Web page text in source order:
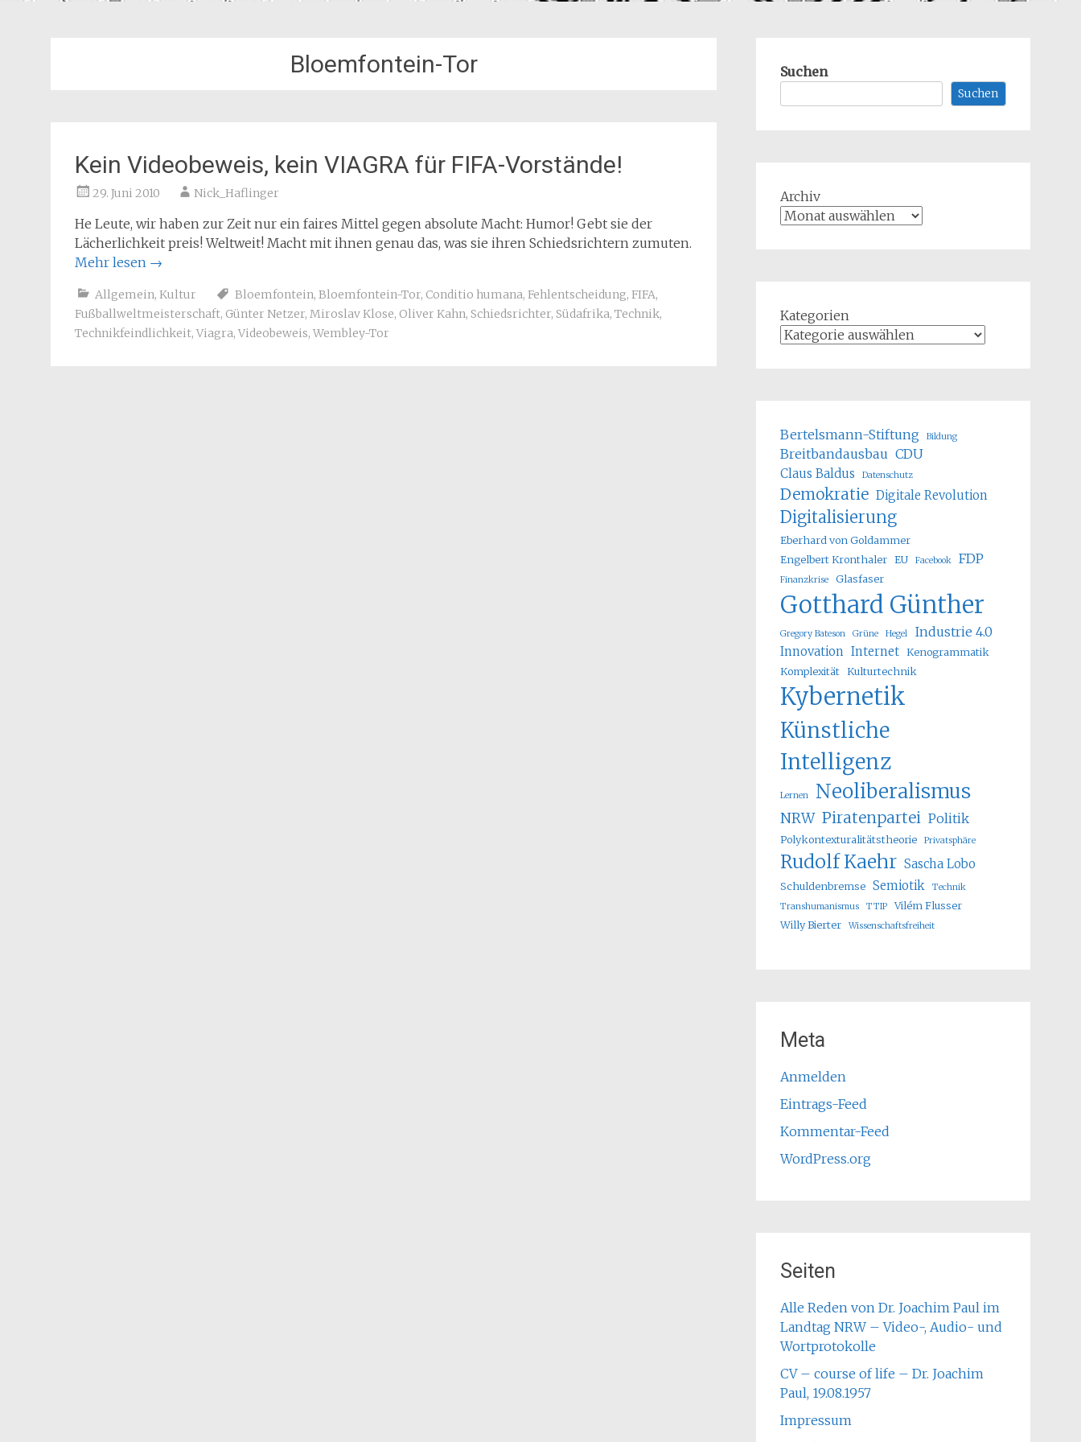
Bloemfontein-Tor
Kein Videobeweis, kein VIAGRA für FIFA-Vorstände!
29. Juni 2010 Nick_Haflinger
He Leute, wir haben zur Zeit nur ein faires Mittel gegen absolute Macht: Humor! Gebt sie der
Lächerlichkeit preis! Weltweit! Macht mit ihnen genau das, was sie ihren Schiedsrichtern zumuten.
Mehr lesen →
Allgemein, Kultur Bloemfontein, Bloemfontein-Tor, Conditio humana, Fehlentscheidung, FIFA,
Fußballweltmeisterschaft, Günter Netzer, Miroslav Klose, Oliver Kahn, Schiedsrichter, Südafrika, Technik,
Technikfeindlichkeit, Viagra, Videobeweis, Wembley-Tor
Suchen
Suchen
Archiv
Kategorien
Bertelsmann-Stiftung Bildung
Breitbandausbau CDU
Claus Baldus Datenschutz
Demokratie Digitale Revolution
Digitalisierung
Eberhard von Goldammer
Engelbert Kronthaler EU Facebook FDP
Finanzkrise Glasfaser
Gotthard Günther
Gregory Bateson Grüne Hegel Industrie 4.0
Innovation Internet Kenogrammatik
Komplexität Kulturtechnik
Kybernetik
Künstliche
Intelligenz
Lernen Neoliberalismus
NRW Piratenpartei Politik
Polykontexturalitätstheorie Privatsphäre
Rudolf Kaehr Sascha Lobo
Schuldenbremse Semiotik
Technik
Transhumanismus
TTIP
Vilém Flusser
Willy Bierter
Wissenschaftsfreiheit
Meta
Anmelden
Eintrags-Feed
Kommentar-Feed
WordPress.org
Seiten
Alle Reden von Dr. Joachim Paul im
Landtag NRW – Video-, Audio- und
Wortprotokolle
CV – course of life – Dr. Joachim
Paul, 19.08.1957
Impressum